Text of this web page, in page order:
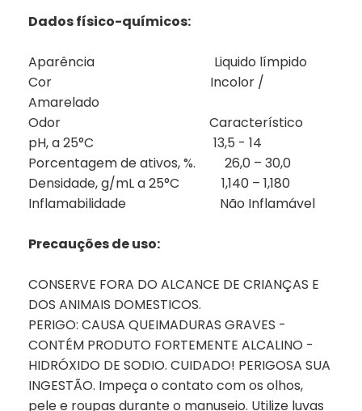
Dados físico-químicos:
Aparência Liquido límpido
Cor Incolor /
Amarelado
Odor Característico
pH, a 25°C 13,5 - 14
Porcentagem de ativos, %. 26,0 – 30,0
Densidade, g/mL a 25°C 1,140 – 1,180
Inflamabilidade Não Inflamável
Precauções de uso:
CONSERVE FORA DO ALCANCE DE CRIANÇAS E
DOS ANIMAIS DOMESTICOS.
PERIGO: CAUSA QUEIMADURAS GRAVES -
CONTÉM PRODUTO FORTEMENTE ALCALINO -
HIDRÓXIDO DE SODIO. CUIDADO! PERIGOSA SUA
INGESTÃO. Impeça o contato com os olhos,
pele e roupas durante o manuseio. Utilize luvas